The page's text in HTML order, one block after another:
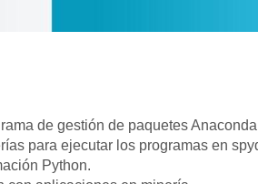
de gestión de paquetes
para ejecutar los programas en
Python.